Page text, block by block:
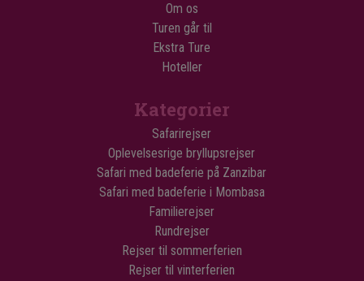
Om os
Turen går til
Ekstra Ture
Hoteller
Kategorier
Safarirejser
Oplevelsesrige bryllupsrejser
Safari med badeferie på Zanzibar
Safari med badeferie i Mombasa
Familierejser
Rundrejser
Rejser til sommerferien
Rejser til vinterferien